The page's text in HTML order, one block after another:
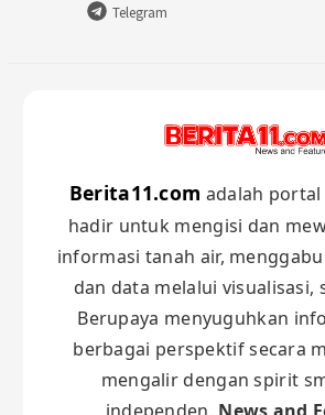
Telegram
Berita11.com adalah
hadir untuk mengisi dan
informasi tanah air,
dan data melalui visualisasi,
Berupaya menyuguhkan
berbagai perspektif secara
mengalir dengan spirit